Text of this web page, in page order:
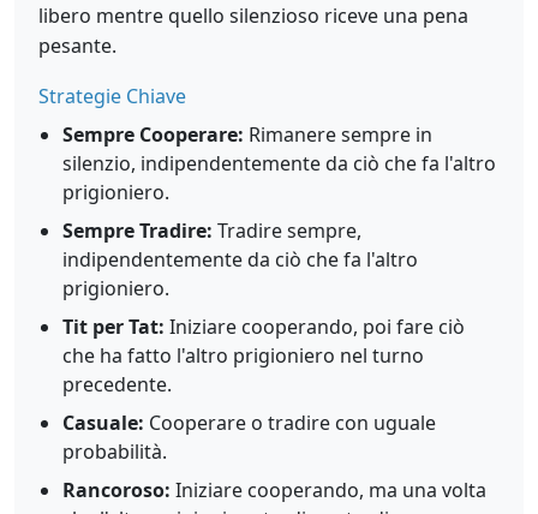
libero mentre quello silenzioso riceve una pena
pesante.
Strategie Chiave
Sempre Cooperare: Rimanere sempre in
silenzio, indipendentemente da ciò che fa l'altro
prigioniero.
Sempre Tradire: Tradire sempre,
indipendentemente da ciò che fa l'altro
prigioniero.
Tit per Tat: Iniziare cooperando, poi fare ciò
che ha fatto l'altro prigioniero nel turno
precedente.
Casuale: Cooperare o tradire con uguale
probabilità.
Rancoroso: Iniziare cooperando, ma una volta